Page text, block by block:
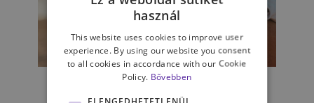
SZEMÉLYISÉG
6 lépés az anyai düh
használ
This website uses cookies to improve user
experience. By using our website you consent
to all cookies in accordance with our Cookie
Policy. Bővebben